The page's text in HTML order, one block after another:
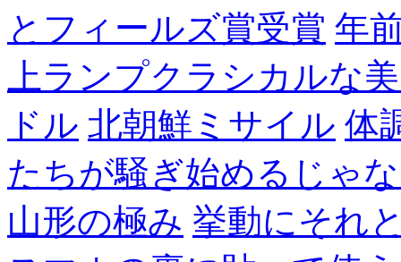
とフィールズ賞受賞 年
上ランプクラシカルな
ドル 北朝鮮ミサイル 体
たちが騒ぎ始めるじゃ
山形の極み 挙動にそれ